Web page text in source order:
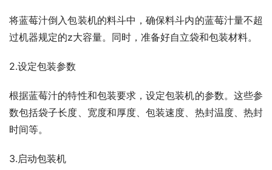
将蓝莓汁倒入包装机的料斗中，确保料斗内的蓝莓汁量不超
过机器规定的z大容量。同时，准备好自立袋和包装材料。
2.设定包装参数
根据蓝莓汁的特性和包装要求，设定包装机的参数。这些参
数包括袋子长度、宽度和厚度、包装速度、热封温度、热封
时间等。
3.启动包装机